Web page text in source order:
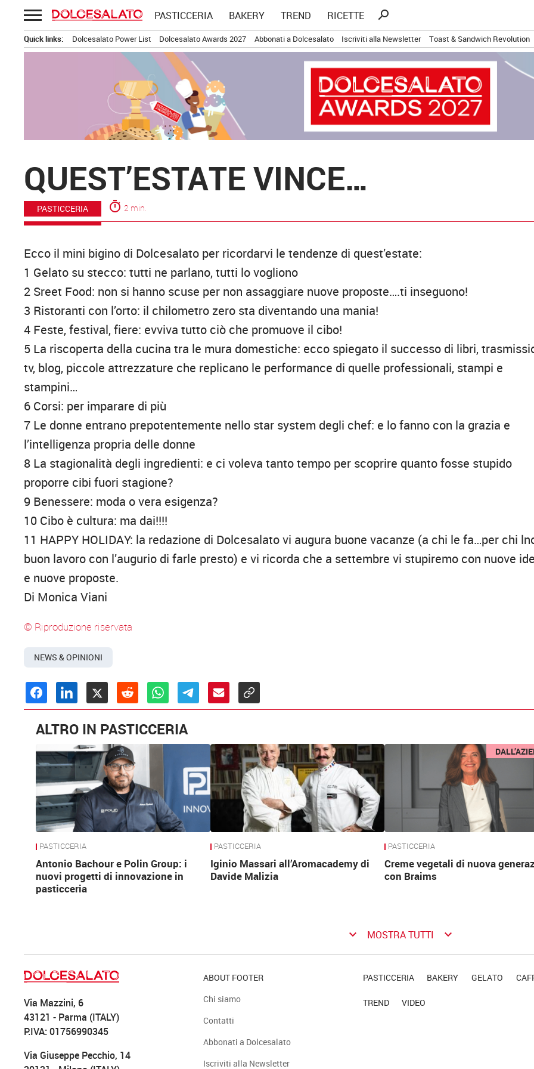
Passa
al
contenuto
PASTICCERIA BAKERY TREND RICETTE
Ricerca
search
Quick links: Dolcesalato Power List Dolcesalato Awards 2027 Abbonati a Dolcesalato Iscriviti alla Newsletter Toast & Sandwich Revolution
QUEST’ESTATE VINCE…
PASTICCERIA timer 2 min.
Ecco il mini bigino di Dolcesalato per ricordarvi le tendenze di quest’estate:
1 Gelato su stecco: tutti ne parlano, tutti lo vogliono
2 Sreet Food: non si hanno scuse per non assaggiare nuove proposte….ti inseguono!
3 Ristoranti con l’orto: il chilometro zero sta diventando una mania!
4 Feste, festival, fiere: evviva tutto ciò che promuove il cibo!
5 La riscoperta della cucina tra le mura domestiche: ecco spiegato il successo di libri,
tv, blog, piccole attrezzature che replicano le performance di quelle professionali, stampi e
stampini…
6 Corsi: per imparare di più
7 Le donne entrano prepotentemente nello star system degli chef: e lo fanno con la grazia e
l’intelligenza propria delle donne
8 La stagionalità degli ingredienti: e ci voleva tanto tempo per scoprire quanto fosse stupido
proporre cibi fuori stagione?
9 Benessere: moda o vera esigenza?
10 Cibo è cultura: ma dai!!!!
11 HAPPY HOLIDAY: la redazione di Dolcesalato vi augura buone vacanze (a chi le fa…per chi
buon lavoro con l’augurio di farle presto) e vi ricorda che a settembre vi stupiremo con nuove
e nuove proposte.
Di Monica Viani
© Riproduzione riservata
NEWS & OPINIONI
ALTRO IN PASTICCERIA
PASTICCERIA
Antonio Bachour e Polin Group: i
nuovi progetti di innovazione in
pasticceria
PASTICCERIA
Iginio Massari all’Aromacademy di
Davide Malizia
PASTICCERIA
Creme vegetali di nuova
con Braims
keyboard_arrow_down MOSTRA TUTTI keyboard_arrow_down
Via Mazzini, 6
43121 - Parma (ITALY)
P.IVA: 01756990345
Via Giuseppe Pecchio, 14
ABOUT FOOTER
Chi siamo
Contatti
Abbonati a Dolcesalato
Iscriviti alla Newsletter
PASTICCERIA BAKERY GELATO
TREND VIDEO